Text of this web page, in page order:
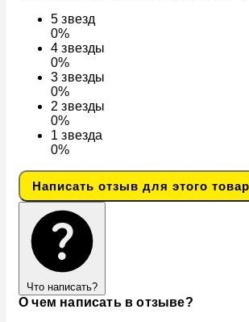
5звезд
0%
4звезды
0%
3звезды
0%
2звезды
0%
1звезда
0%
Написать отзыв для этого
Что написать?
О чем написать в отзыве?